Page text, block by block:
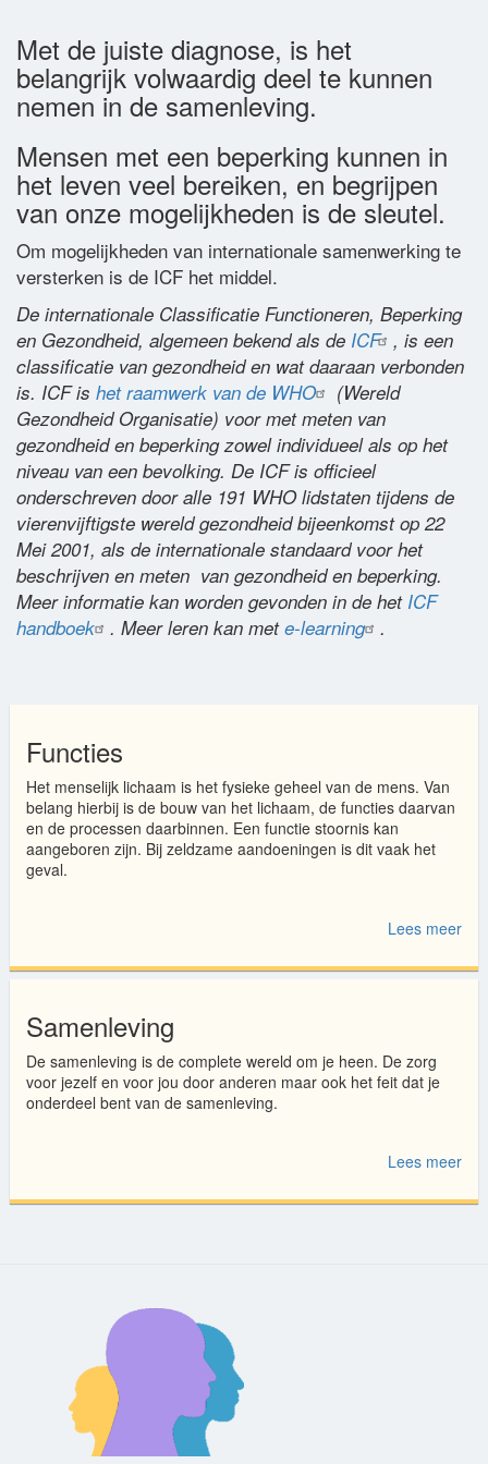
Contact
Met de juiste diagnose, is het
belangrijk volwaardig deel te kunnen
nemen in de samenleving.
Mensen met een beperking kunnen in
het leven veel bereiken, en begrijpen
van onze mogelijkheden is de sleutel.
Om mogelijkheden van internationale samenwerking te
versterken is de ICF het middel.
De internationale Classificatie Functioneren, Beperking
en Gezondheid, algemeen bekend als de ICF , is een
classificatie van gezondheid en wat daaraan verbonden
is. ICF is het raamwerk van de WHO
(Wereld
Gezondheid Organisatie) voor met meten van
gezondheid en beperking zowel individueel als op het
niveau van een bevolking. De ICF is officieel
onderschreven door alle 191 WHO lidstaten tijdens de
vierenvijftigste wereld gezondheid bijeenkomst op 22
Mei 2001, als de internationale standaard voor het
beschrijven en meten van gezondheid en beperking.
Meer informatie kan worden gevonden in de het ICF
handboek . Meer leren kan mete-learning .
Functies
Het menselijk lichaam is het fysieke geheel van de mens. Van
belang hierbij is de bouw van het lichaam, de functies daarvan
en de processen daarbinnen. Een functie stoornis kan
aangeboren zijn. Bij zeldzame aandoeningen is dit vaak het
geval.
Lees meer
Samenleving
De samenleving is de complete wereld om je heen. De zorg
voor jezelf en voor jou door anderen maar ook het feit dat je
onderdeel bent van de samenleving.
Lees meer